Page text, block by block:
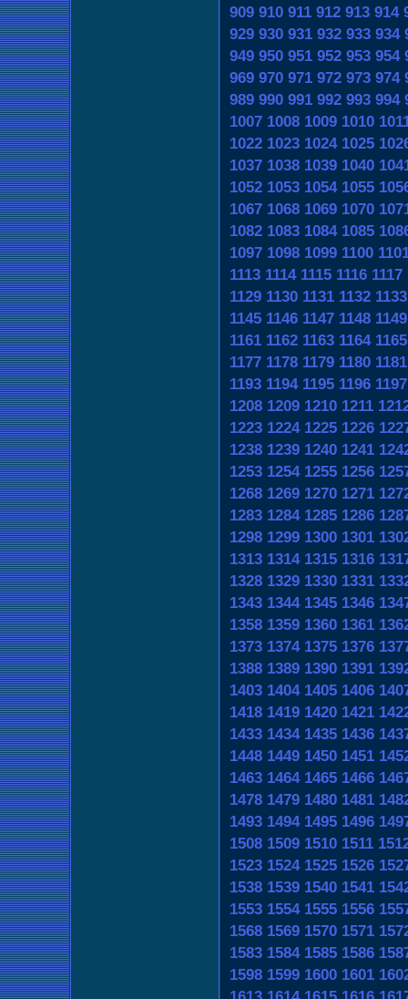
909 910 911 912 913 914
929 930 931 932 933 934
949 950 951 952 953 954
969 970 971 972 973 974
989 990 991 992 993 994
1007 1008 1009 1010
1022 1023 1024 1025
1037 1038 1039 1040
1052 1053 1054 1055
1067 1068 1069 1070
1082 1083 1084 1085
1097 1098 1099 1100
1113 1114 1115 1116 1117
1129 1130 1131 1132 1133
1145 1146 1147 1148 1149
1161 1162 1163 1164 1165
1177 1178 1179 1180 1181
1193 1194 1195 1196 1197
1208 1209 1210 1211
1223 1224 1225 1226
1238 1239 1240 1241
1253 1254 1255 1256
1268 1269 1270 1271
1283 1284 1285 1286
1298 1299 1300 1301
1313 1314 1315 1316
1328 1329 1330 1331
1343 1344 1345 1346
1358 1359 1360 1361
1373 1374 1375 1376
1388 1389 1390 1391
1403 1404 1405 1406
1418 1419 1420 1421
1433 1434 1435 1436
1448 1449 1450 1451
1463 1464 1465 1466
1478 1479 1480 1481
1493 1494 1495 1496
1508 1509 1510 1511
1523 1524 1525 1526
1538 1539 1540 1541
1553 1554 1555 1556
1568 1569 1570 1571
1583 1584 1585 1586
1598 1599 1600 1601